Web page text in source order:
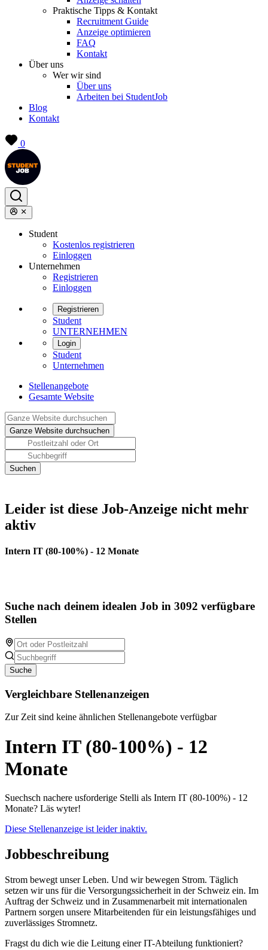
Praktische Tipps & Kontakt
Recruitment Guide
Anzeige optimieren
FAQ
Kontakt
Über uns
Wer wir sind
Über uns
Arbeiten bei StudentJob
Blog
Kontakt
0
Student
Kostenlos registrieren
Einloggen
Unternehmen
Registrieren
Einloggen
Registrieren
Student
UNTERNEHMEN
Login
Student
Unternehmen
Stellenangebote
Gesamte Website
Leider ist diese Job-Anzeige nicht mehr
aktiv
Intern IT (80-100%) - 12 Monate
Suche nach deinem idealen Job in 3092 verfügbare
Stellen
Suche
Vergleichbare Stellenanzeigen
Zur Zeit sind keine ähnlichen Stellenangebote verfügbar
Intern IT (80-100%) - 12
Monate
Suechsch nachere usforderige Stelli als Intern IT (80-100%) - 12
Monate? Läs wyter!
Diese Stellenanzeige ist leider inaktiv.
Jobbeschreibung
Strom bewegt unser Leben. Und wir bewegen Strom. Täglich
setzen wir uns für die Versorgungssicherheit in der Schweiz ein. Im
Auftrag der Schweiz und in Zusammenarbeit mit internationalen
Partnern sorgen unsere Mitarbeitenden für ein leistungsfähiges und
zuverlässiges Stromnetz.
Fragst du dich wie die Leitung einer IT-Abteilung funktioniert?